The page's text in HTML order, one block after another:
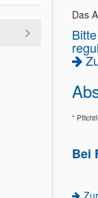
Das
*
Bei